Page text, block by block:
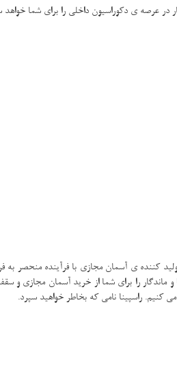
عرصه ی دکوراسیون داخلی را برای شما
ی آسمان مجازی با فرآینده منحصر به
ماندگار را برای شما از خرید آسمان مجازی
کنیم. راسپینا نامی که بخاطر خواهید سپرد.